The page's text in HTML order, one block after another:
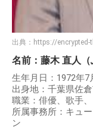
出典： https://
名前：藤木 直人（
生年月日：1972年7
出身地：千葉県佐
職業：俳優、歌手
所属事務所：キュ
ン